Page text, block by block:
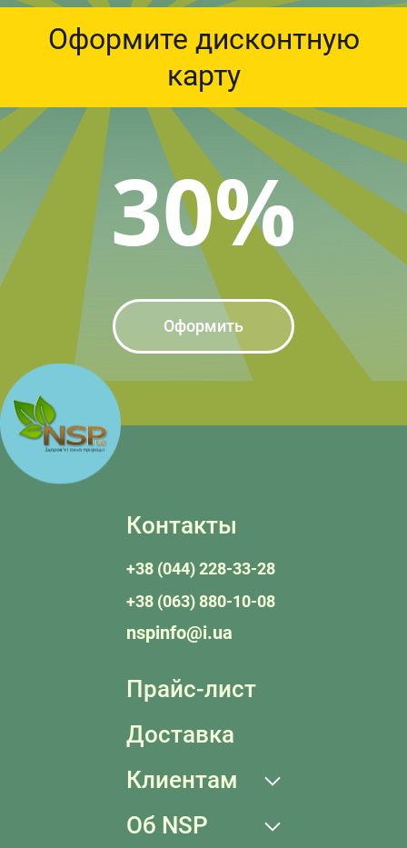
30%
Оформите дисконтную
карту
Оформить
Контакты
+38 (044) 228-33-28
+38 (063) 880-10-08
nspinfo@i.ua
Прайс-лист
Доставка
Клиентам
Об NSP